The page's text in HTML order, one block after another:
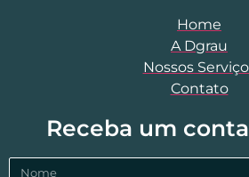
Home
A Dgrau
Nossos
Contato
Receba um